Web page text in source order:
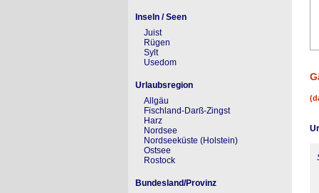
Inseln / Seen
Juist
Rügen
Sylt
Usedom
Urlaubsregion
Allgäu
Fischland-Darß-Zingst
Harz
Nordsee
Nordseeküste (Holstein)
Ostsee
Rostock
Bundesland/Provinz